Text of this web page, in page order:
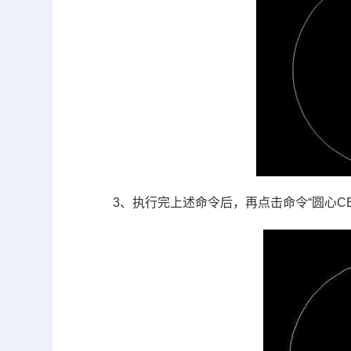
3、执行完上述命令后，再点击命令“圆心